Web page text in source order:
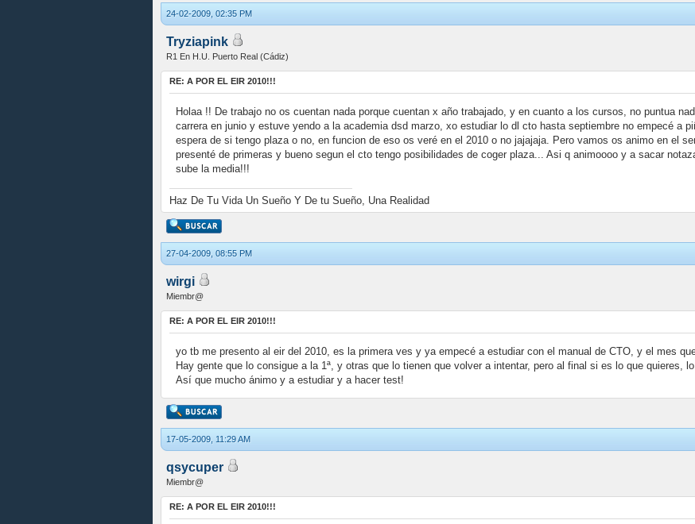
24-02-2009, 02:35 PM
Tryziapink
R1 En H.U. Puerto Real (Cádiz)
RE: A POR EL EIR 2010!!!
Holaa !! De trabajo no os cuentan nada porque cuentan x año trabajado, y en cuanto a los cursos, no puntua
carrera en junio y estuve yendo a la academia dsd marzo, xo estudiar lo dl cto hasta septiembre no empecé a
espera de si tengo plaza o no, en funcion de eso os veré en el 2010 o no jajajaja. Pero vamos os animo en el
presenté de primeras y bueno segun el cto tengo posibilidades de coger plaza... Asi q animoooo y a sacar
sube la media!!!
Haz De Tu Vida Un Sueño Y De tu Sueño, Una Realidad
27-04-2009, 08:55 PM
wirgi
Miembr@
RE: A POR EL EIR 2010!!!
yo tb me presento al eir del 2010, es la primera ves y ya empecé a estudiar con el manual de CTO, y el mes
Hay gente que lo consigue a la 1ª, y otras que lo tienen que volver a intentar, pero al final si es lo que quieres,
Así que mucho ánimo y a estudiar y a hacer test!
17-05-2009, 11:29 AM
qsycuper
Miembr@
RE: A POR EL EIR 2010!!!